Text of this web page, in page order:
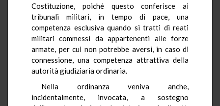
Costituzione, poiché questo conferisce ai
tribunali militari, in tempo di pace, una
competenza esclusiva quando si tratti di reati
militari commessi da appartenenti alle forze
armate, per cui non potrebbe aversi, in caso di
connessione, una competenza attrattiva della
autorità giudiziaria ordinaria.
Nella ordinanza veniva anche,
incidentalmente, invocata, a sostegno